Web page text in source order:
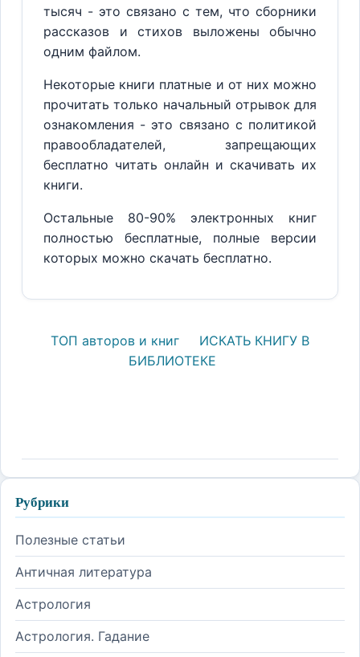
тысяч - это связано с тем, что сборники
рассказов и стихов выложены обычно
одним файлом.
Некоторые книги платные и от них можно
прочитать только начальный отрывок для
ознакомления - это связано с политикой
правообладателей, запрещающих
бесплатно читать онлайн и скачивать их
книги.
Остальные 80-90% электронных книг
полностью бесплатные, полные версии
которых можно скачать бесплатно.
ТОП авторов и книг
ИСКАТЬ КНИГУ В
БИБЛИОТЕКЕ
Рубрики
Полезные статьи
Античная литература
Астрология
Астрология. Гадание